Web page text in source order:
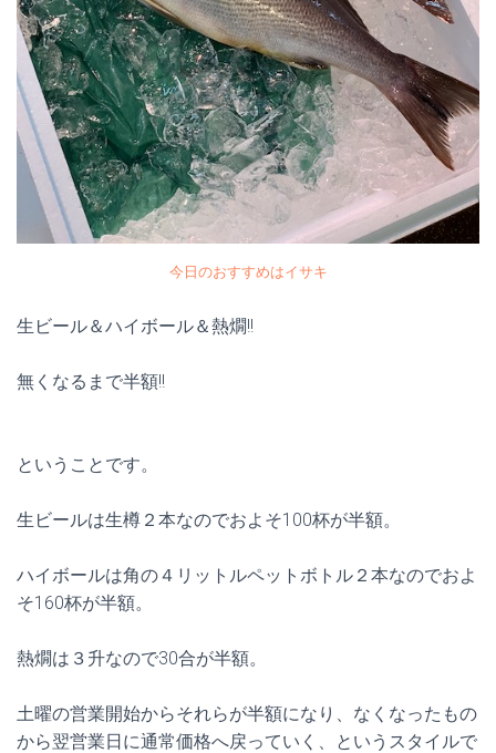
今日のおすすめはイサキ
生ビール＆ハイボール＆熱燗!!
無くなるまで半額!!
ということです。
生ビールは生樽２本なのでおよそ100杯が半額。
ハイボールは角の４リットルペットボトル２本なのでおよ
そ160杯が半額。
熱燗は３升なので30合が半額。
土曜の営業開始からそれらが半額になり、なくなったもの
から翌営業日に通常価格へ戻っていく、というスタイルで